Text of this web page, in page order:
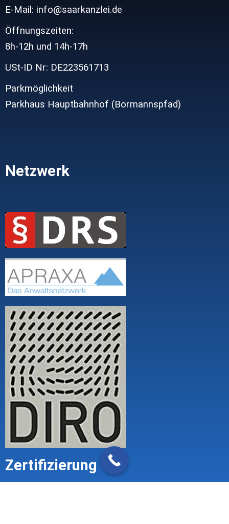
E-Mail: info@saarkanzlei.de
Öffnungszeiten:
8h-12h und 14h-17h
USt-ID Nr: DE223561713
Parkmöglichkeit
Parkhaus Hauptbahnhof (Bormannspfad)
Netzwerk
Zertifizierung